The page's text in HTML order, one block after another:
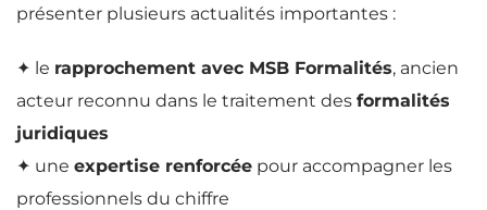
présenter plusieurs actualités importantes :
✦ le rapprochement avec MSB Formalités, ancien
acteur reconnu dans le traitement des formalités
juridiques
✦ une expertise renforcée pour accompagner les
professionnels du chiffre